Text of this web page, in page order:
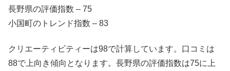
長野県の評価指数 – 75
小国町のトレンド指数 – 83
クリエーティビティーは98で計算しています。口コミは
88で上向き傾向となります。長野県の評価指数は75に上